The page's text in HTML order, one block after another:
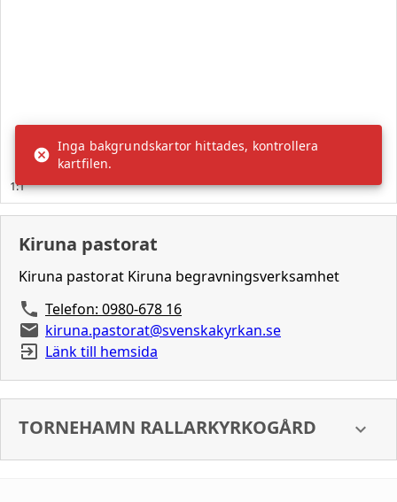
Kiruna pastorat
Kiruna pastorat Kiruna begravningsverksamhet
Telefon: 0980-678 16
kiruna.pastorat@svenskakyrkan.se
Länk till hemsida
TORNEHAMN RALLARKYRKOGÅRD